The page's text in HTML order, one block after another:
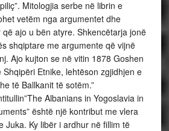
Mitologjia serbe në librin e
vetëm nga argumentet dhe
ajo u bën atyre. Shkencëtarja jonë
shqiptare me argumente që vijnë
Ajo kujton se në vitin 1878 Goshen
Shqipëri Etnike, lehtëson zgjidhjen e
të Ballkanit të sotëm.”
Albanians in Yogoslavia in
është një kontribut me vlera
Juka. Ky libër i ardhur në fillim të